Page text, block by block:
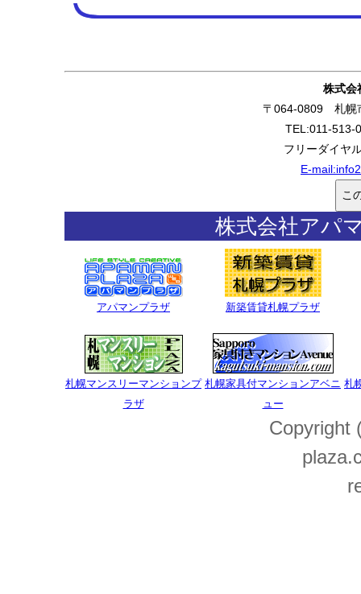
株式会
〒064-0809 札幌
TEL:011-
フリーダイヤ
E-mail:
株式会社アパ
アパマンプラザ 新築賃貸札幌プラザ
札幌マンスリーマンションプ
ラザ
札幌家具付マンションアベニ
ュー
札
Copyright